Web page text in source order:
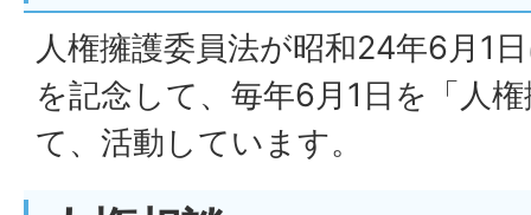
人権擁護委員法が昭和24年6月1
を記念して、毎年6月1日を「人
て、活動しています。